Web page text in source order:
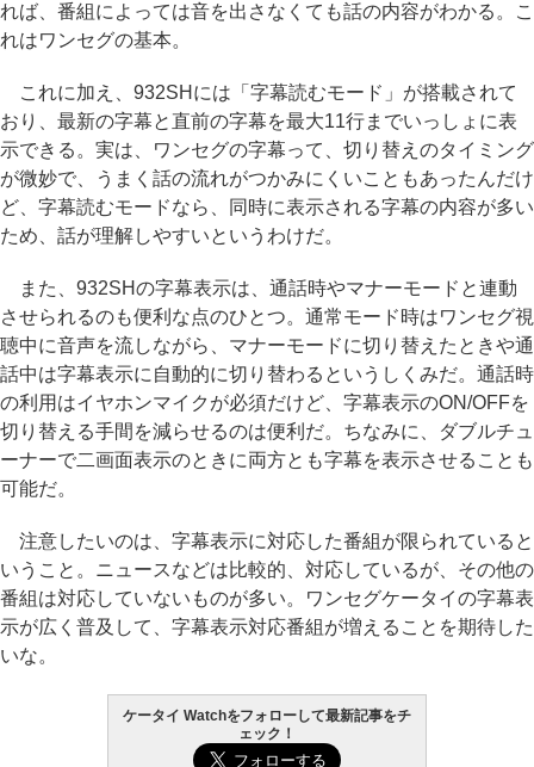
れば、番組によっては音を出さなくても話の内容がわかる。こ
れはワンセグの基本。
これに加え、932SHには「字幕読むモード」が搭載されて
おり、最新の字幕と直前の字幕を最大11行までいっしょに表
示できる。実は、ワンセグの字幕って、切り替えのタイミング
が微妙で、うまく話の流れがつかみにくいこともあったんだけ
ど、字幕読むモードなら、同時に表示される字幕の内容が多い
ため、話が理解しやすいというわけだ。
また、932SHの字幕表示は、通話時やマナーモードと連動
させられるのも便利な点のひとつ。通常モード時はワンセグ視
聴中に音声を流しながら、マナーモードに切り替えたときや通
話中は字幕表示に自動的に切り替わるというしくみだ。通話時
の利用はイヤホンマイクが必須だけど、字幕表示のON/OFFを
切り替える手間を減らせるのは便利だ。ちなみに、ダブルチュ
ーナーで二画面表示のときに両方とも字幕を表示させることも
可能だ。
注意したいのは、字幕表示に対応した番組が限られていると
いうこと。ニュースなどは比較的、対応しているが、その他の
番組は対応していないものが多い。ワンセグケータイの字幕表
示が広く普及して、字幕表示対応番組が増えることを期待した
いな。
ケータイ Watchをフォローして最新記事をチ
ェック！